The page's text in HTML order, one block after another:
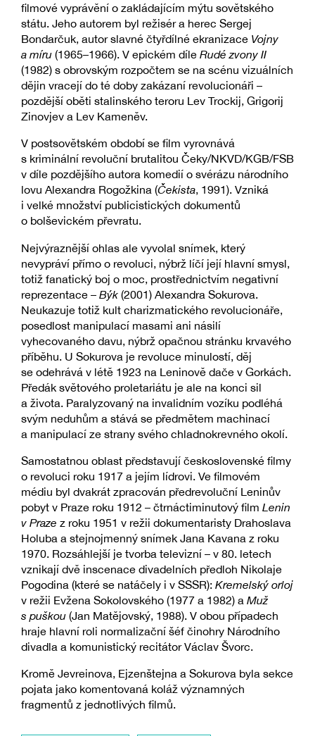
filmové vyprávění o zakládajícím mýtu sovětského
státu. Jeho autorem byl režisér a herec Sergej
Bondarčuk, autor slavné čtyřdílné ekranizace Vojny
a míru (1965–1966). V epickém díle Rudé zvony II
(1982) s obrovským rozpočtem se na scénu vizuálních
dějin vracejí do té doby zakázaní revolucionáři –
pozdější oběti stalinského teroru Lev Trockij, Grigorij
Zinovjev a Lev Kameněv.
V postsovětském období se film vyrovnává
s kriminální revoluční brutalitou Čeky/NKVD/KGB/FSB
v díle pozdějšího autora komedií o svérázu národního
lovu Alexandra Rogožkina (Čekista, 1991). Vzniká
i velké množství publicistických dokumentů
o bolševickém převratu.
Nejvýraznější ohlas ale vyvolal snímek, který
nevypráví přímo o revoluci, nýbrž líčí její hlavní smysl,
totiž fanatický boj o moc, prostřednictvím negativní
reprezentace – Býk (2001) Alexandra Sokurova.
Neukazuje totiž kult charizmatického revolucionáře,
posedlost manipulací masami ani násilí
vyhecovaného davu, nýbrž opačnou stránku krvavého
příběhu. U Sokurova je revoluce minulostí, děj
se odehrává v létě 1923 na Leninově dače v Gorkách.
Předák světového proletariátu je ale na konci sil
a života. Paralyzovaný na invalidním vozíku podléhá
svým neduhům a stává se předmětem machinací
a manipulací ze strany svého chladnokrevného okolí.
Samostatnou oblast představují československé filmy
o revoluci roku 1917 a jejím lídrovi. Ve filmovém
médiu byl dvakrát zpracován předrevoluční Leninův
pobyt v Praze roku 1912 – čtrnáctiminutový film Lenin
v Praze z roku 1951 v režii dokumentaristy Drahoslava
Holuba a stejnojmenný snímek Jana Kavana z roku
1970. Rozsáhlejší je tvorba televizní – v 80. letech
vznikаjí dvě inscenace divadelních předloh Nikolaje
Pogodina (které se natáčely i v SSSR): Kremelský orloj
v režii Evžena Sokolovského (1977 a 1982) a Muž
s puškou (Jan Matějovský, 1988). V obou případech
hraje hlavní roli normalizační šéf činohry Národního
divadla a komunistický recitátor Václav Švorc.
Kromě Jevreinova, Ejzenštejna a Sokurova byla sekce
pojata jako komentovaná koláž významných
fragmentů z jednotlivých filmů.